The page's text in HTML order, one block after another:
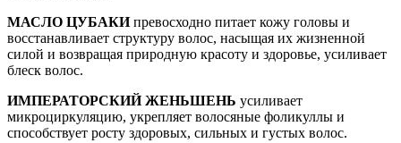
МАСЛО ЦУБАКИпревосходно питает кожу головы и
восстанавливает структуру волос, насыщая их жизненной
силой и возвращая природную красоту и здоровье, усиливает
блеск волос.
ИМПЕРАТОРСКИЙ ЖЕНЬШЕНЬ усиливает
микроциркуляцию, укрепляет волосяные фоликуллы и
способствует росту здоровых, сильных и густых волос.